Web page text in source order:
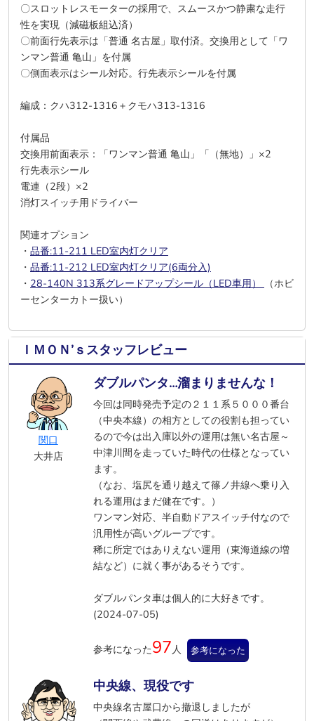
〇スロットレスモーターの採用で、スムースかつ静粛な走行
性を実現（減磁板組込済）
〇前面行先表示は「普通 名古屋」取付済。交換用として「ワ
ンマン普通 亀山」を付属
〇側面表示はシール対応。行先表示シールを付属
編成：クハ312-1316＋クモハ313-1316
付属品
交換用前面表示：「ワンマン普通 亀山」「（無地）」×2
行先表示シール
電連（2段）×2
消灯スイッチ用ドライバー
関連オプション
・ 品番:11-211 LED室内灯クリア
・ 品番:11-212 LED室内灯クリア(6両分入)
・ 28-140N 313系グレードアップシール（LED車用）
（ホビ
ーセンターカトー扱い）
ＩＭＯＮ’ｓスタッフレビュー
関口
大井店
ダブルパンタ…溜まりませんな！
今回は同時発売予定の２１１系５０００番台
（中央本線）の相方としての役割も担ってい
るので今は出入庫以外の運用は無い名古屋～
中津川間を走っていた時代の仕様となってい
ます。
（なお、塩尻を通り越えて篠ノ井線へ乗り入
れる運用はまだ健在です。）
ワンマン対応、半自動ドアスイッチ付なので
汎用性が高いグループです。
稀に所定ではありえない運用（東海道線の増
結など）に就く事があるそうです。
ダブルパンタ車は個人的に大好きです。
(2024-07-05)
参考になった97人 参考になった
中央線、現役です
中央線名古屋口から撤退しましたが